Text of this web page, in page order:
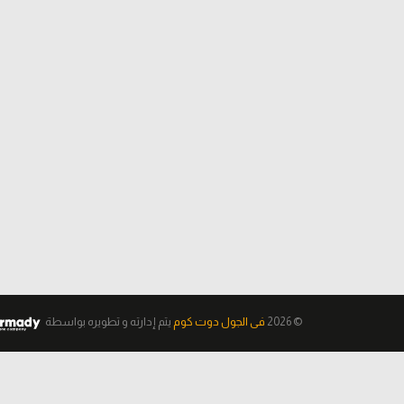
© 2026 فى الجول دوت كوم يتم إدارته و تطويره بواسطة